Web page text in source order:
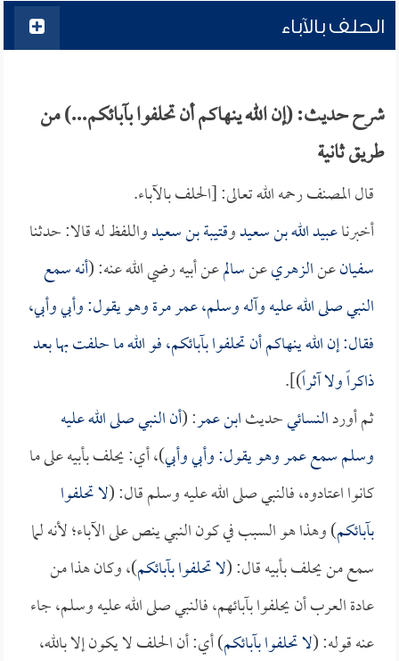
الحلف بالآباء
شرح حديث: (إن الله ينهاكم أن تحلفوا بآبائكم...) من
طريق ثانية
قال المصنف رحمه الله تعالى: [الحلف بالآباء.
أخبرناعبيد الله بن سعيدوقتيبة بن سعيدواللفظ له قالا: حدثنا
سفيانعنالزهريعنسالمعن أبيه رضي الله عنه: (أنه سمع
النبي صلى الله عليه وآله وسلم،عمرمرة وهو يقول: وأبي وأبي،
فقال: إن الله ينهاكم أن تحلفوا بآبائكم، فو الله ما حلفت بها بعد
ذاكراً ولا آثراً)].
ثم أوردالنسائيحديثابن عمر: (أن النبي صلى الله عليه
وسلم سمععمروهو يقول: وأبي وأبي)، أي: يحلف بأبيه على ما
كانوا اعتادوه، فالنبي صلى الله عليه وسلم قال: (لا تحلفوا
بآبائكم) وهذا هو السبب في كون النبي ينص على الآباء؛ لأنه لما
سمع من يحلف بأبيه قال: (لا تحلفوا بآبائكم)، وكان هذا من
عادة العرب أن يحلفوا بآبائهم، فالنبي صلى الله عليه وسلم، جاء
عنه قوله: (لا تحلفوا بآبائكم) أي: أن الحلف لا يكون إلا بالله،